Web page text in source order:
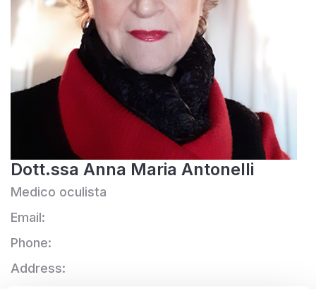
Dott.ssa Anna Maria Antonelli
Medico oculista
Email:
Phone:
Address: